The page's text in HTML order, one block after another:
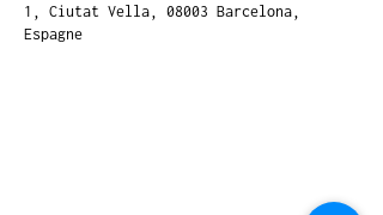
1, Ciutat Vella, 08003 Barcelona,
Espagne